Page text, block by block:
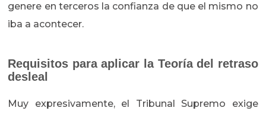
genere en terceros la confianza de que el mismo no
iba a acontecer.
Requisitos para aplicar la Teoría del retraso
desleal
Muy expresivamente, el Tribunal Supremo exige